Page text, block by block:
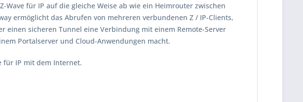
Wave für IP auf die gleiche Weise ab wie ein Heimrouter zwischen
ermöglicht das Abrufen von mehreren verbundenen Z / IP-Clients,
einen sicheren Tunnel eine Verbindung mit einem Remote-Server
Portalserver und Cloud-Anwendungen macht.
für IP mit dem Internet.